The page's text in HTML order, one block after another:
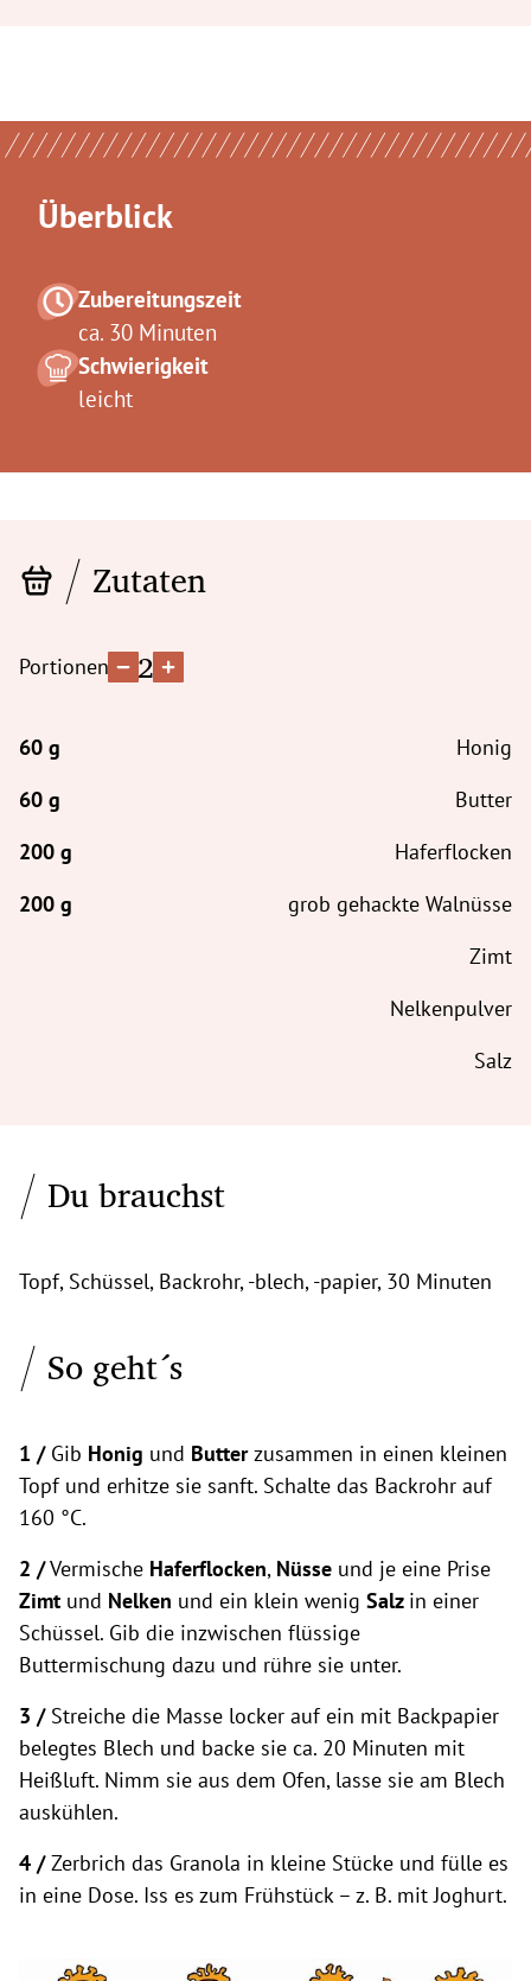
Überblick
Zubereitungszeit
ca. 30 Minuten
Schwierigkeit
leicht
Zutaten
Portionen 2
Honig
Butter
Haferflocken
grob gehackte Walnüsse
Zimt
Nelkenpulver
Salz
Du brauchst
Topf, Schüssel, Backrohr, -blech, -papier, 30 Minuten
So geht´s
1 / Gib Honig und Butterzusammen in einen kleinen
Topf und erhitze sie sanft. Schalte das Backrohr auf
160 °C.
2 /Vermische Haferflocken, Nüsse und je eine Prise
Zimt und Nelken und ein klein wenig Salz in einer
Schüssel. Gib die inzwischen flüssige
Buttermischung dazu und rühre sie unter.
3 /Streiche die Masse locker auf ein mit Backpapier
belegtes Blech und backe sie ca. 20 Minuten mit
Heißluft. Nimm sie aus dem Ofen, lasse sie am Blech
auskühlen.
4 /Zerbrich das Granola in kleine Stücke und fülle es
in eine Dose. Iss es zum Frühstück – z. B. mit Joghurt.